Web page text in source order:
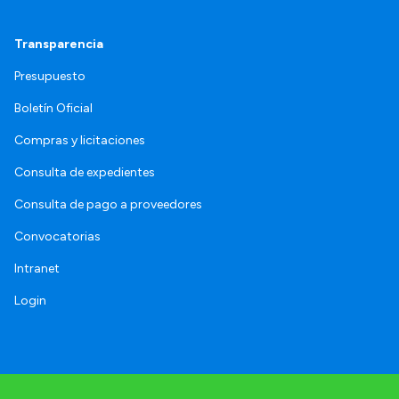
Transparencia
Presupuesto
Boletín Oficial
Compras y licitaciones
Consulta de expedientes
Consulta de pago a proveedores
Convocatorias
Intranet
Login